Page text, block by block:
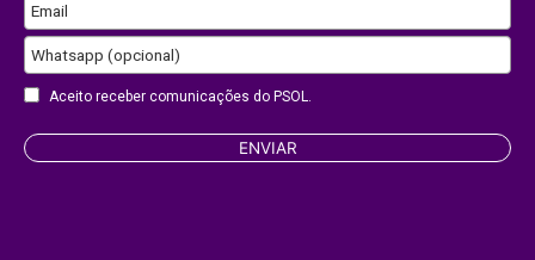
Email
Whatsapp (opcional)
Aceito receber comunicações do PSOL.
ENVIAR